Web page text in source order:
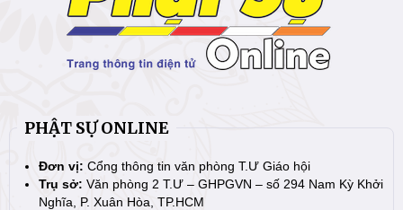
PHẬT SỰ ONLINE
Đơn vị: Cổng thông tin văn phòng T.Ư Giáo hội
Trụ sở: Văn phòng 2 T.Ư – GHPGVN – số 294 Nam Kỳ Khởi
Nghĩa, P. Xuân Hòa, TP.HCM